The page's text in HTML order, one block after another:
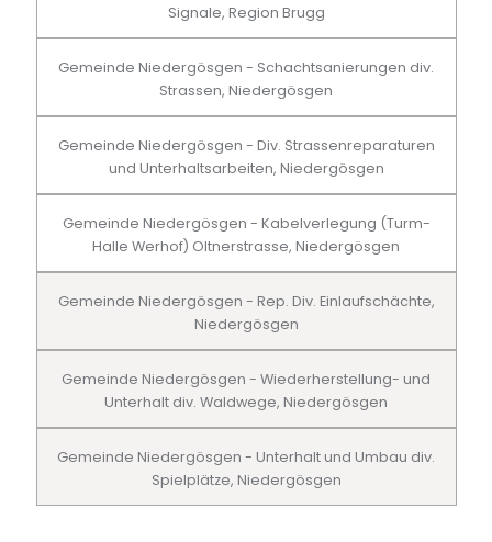
Signale, Region Brugg
Gemeinde Niedergösgen - Schachtsanierungen div.
Strassen, Niedergösgen
Gemeinde Niedergösgen - Div. Strassenreparaturen
und Unterhaltsarbeiten, Niedergösgen
Gemeinde Niedergösgen - Kabelverlegung (Turm-
Halle Werhof) Oltnerstrasse, Niedergösgen
Gemeinde Niedergösgen - Rep. Div. Einlaufschächte,
Niedergösgen
Gemeinde Niedergösgen - Wiederherstellung- und
Unterhalt div. Waldwege, Niedergösgen
Gemeinde Niedergösgen - Unterhalt und Umbau div.
Spielplätze, Niedergösgen